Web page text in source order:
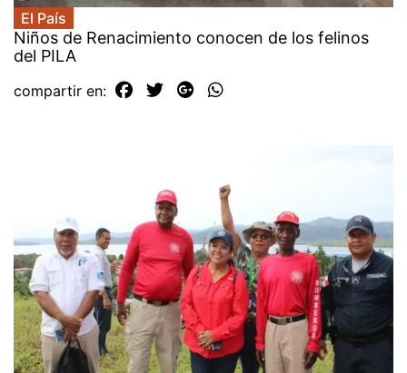
El País
Niños de Renacimiento conocen de los felinos
del PILA
compartir en: